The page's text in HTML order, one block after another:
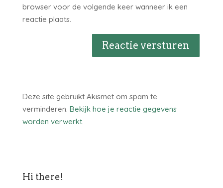
browser voor de volgende keer wanneer ik een
reactie plaats.
Reactie versturen
Deze site gebruikt Akismet om spam te
verminderen. Bekijk hoe je reactie gegevens
worden verwerkt.
Hi there!